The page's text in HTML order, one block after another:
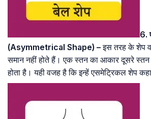
6.
(Asymmetrical Shape) –इस तरह के शेप
समान नहीं होते हैं। एक स्तन का आकार दूसरे स्तन
होता है। यही वजह है कि इन्हें एसमेट्रिकल शेप